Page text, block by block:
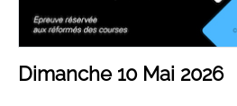
Dimanche 10 Mai 2026